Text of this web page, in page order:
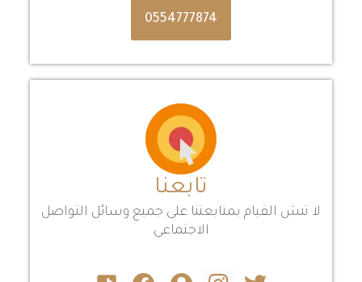
0554777874
تابعنا
لا تنسَ القيام بمتابعتنا على جميع وسائل التواصل
الاجتماعي